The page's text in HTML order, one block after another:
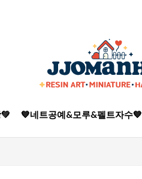
💙네트공예&모루&펠트자수💙